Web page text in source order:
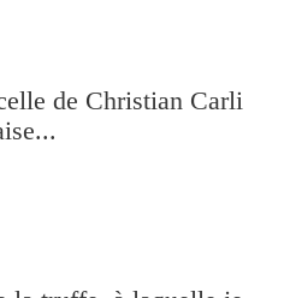
de Christian Carli